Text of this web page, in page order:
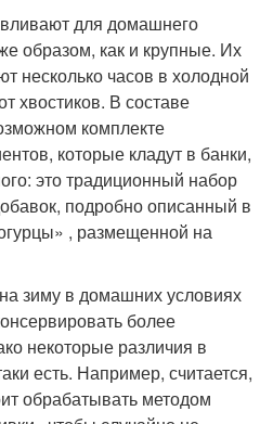
для домашнего
образом, как и крупные. Их
несколько часов в холодной
хвостиков. В составе
комплекте
которые кладут в банки,
это традиционный набор
подробно описанный в
, размещенной на
зиму в домашних условиях
более
некоторые различия в
есть. Например, считается,
обрабатывать методом